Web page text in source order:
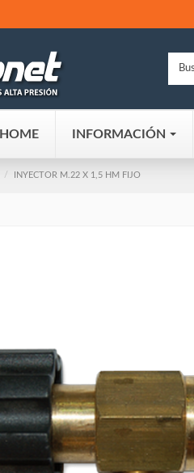
HOME INFORMACIÓN
INYECTOR M.22 X 1,5 HM FIJO